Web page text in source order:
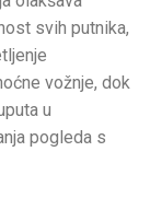
svih putnika,
vožnje, dok
u
pogleda s